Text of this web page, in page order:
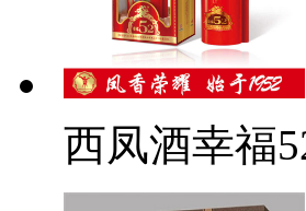
西凤酒幸福